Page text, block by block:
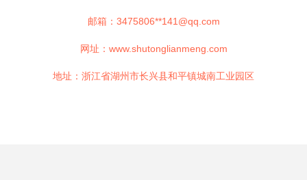
邮箱：3475806**141@qq.com
网址： www.shutonglianmeng.com
地址：浙江省湖州市长兴县和平镇城南工业园区